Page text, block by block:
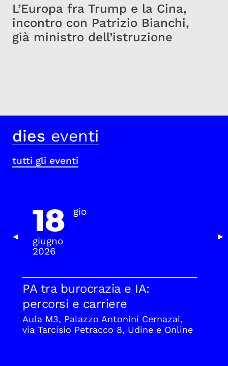
L’Europa fra Trump e la Cina,
incontro con Patrizio Bianchi,
già ministro dell’istruzione
Previous Slide
◀ ▶
dies eventi
tutti gli eventi
18 gio
giugno
2026
PA tra burocrazia e IA:
percorsi e carriere
Aula M3, Palazzo Antonini Cernazai,
via Tarcisio Petracco 8, Udine e Online